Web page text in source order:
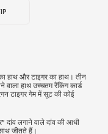
हाथ और टाइगर का हाथ। तीन
वाला हाथ उच्चतम रैंकिंग कार्ड
टाइगर गेम में सूट की कोई
दांव लगाने वाले दांव की आधी
जीतते हैं।